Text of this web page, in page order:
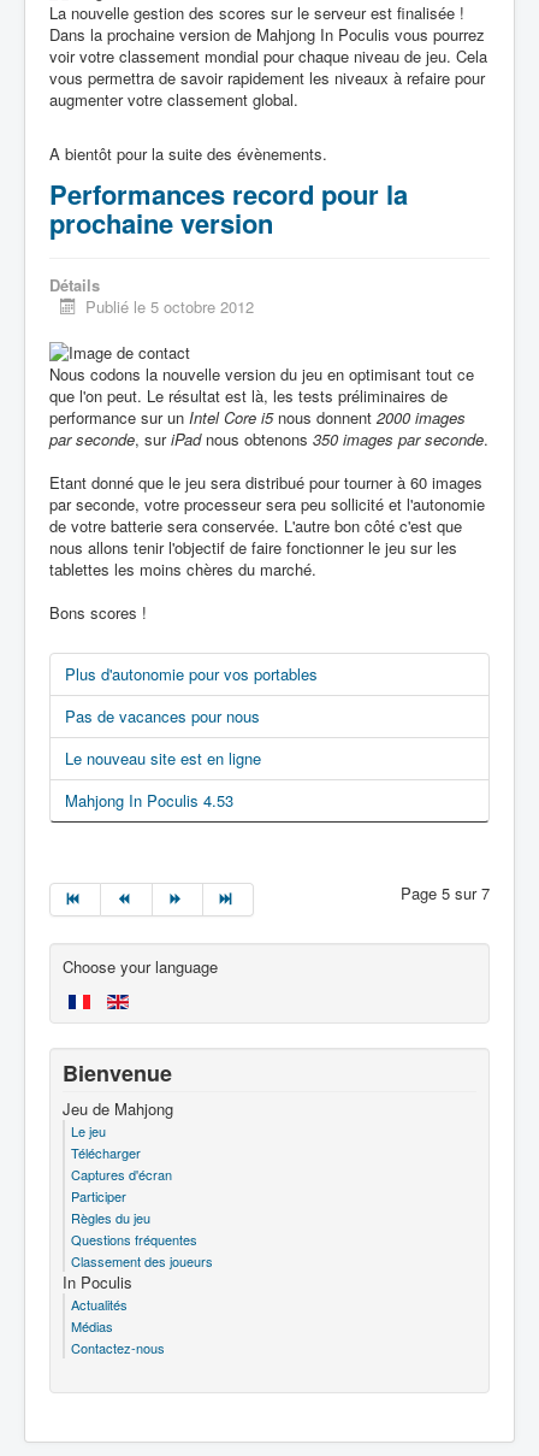
La nouvelle gestion des scores sur le serveur est finalisée !
Dans la prochaine version de Mahjong In Poculis vous pourrez
voir votre classement mondial pour chaque niveau de jeu. Cela
vous permettra de savoir rapidement les niveaux à refaire pour
augmenter votre classement global.
A bientôt pour la suite des évènements.
Performances record pour la
prochaine version
Détails
Publié le 5 octobre 2012
Nous codons la nouvelle version du jeu en optimisant tout ce
que l'on peut. Le résultat est là, les tests préliminaires de
performance sur un Intel Core i5nous donnent 2000 images
par seconde, suriPadnous obtenons 350 images par seconde.
Etant donné que le jeu sera distribué pour tourner à 60 images
par seconde, votre processeur sera peu sollicité et l'autonomie
de votre batterie sera conservée. L'autre bon côté c'est que
nous allons tenir l'objectif de faire fonctionner le jeu sur les
tablettes les moins chères du marché.
Bons scores !
Plus d'autonomie pour vos portables
Pas de vacances pour nous
Le nouveau site est en ligne
Mahjong In Poculis 4.53
Page 5 sur 7
Choose your language
Bienvenue
Jeu de Mahjong
Le jeu
Télécharger
Captures d'écran
Participer
Règles du jeu
Questions fréquentes
Classement des joueurs
In Poculis
Actualités
Médias
Contactez-nous